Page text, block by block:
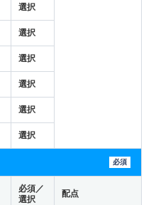
選択
選択
選択
選択
選択
選択
必須
必須／
選択
配点